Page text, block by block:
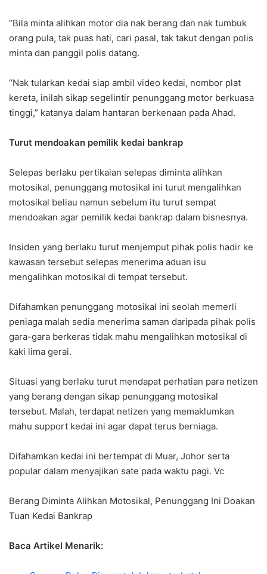
“Bila minta alihkan motor dia nak berang dan nak tumbuk
orang pula, tak puas hati, cari pasal, tak takut dengan polis
minta dan panggil polis datang.
“Nak tularkan kedai siap ambil video kedai, nombor plat
kereta, inilah sikap segelintir penunggang motor berkuasa
tinggi,” katanya dalam hantaran berkenaan pada Ahad.
Turut mendoakan pemilik kedai bankrap
Selepas berlaku pertikaian selepas diminta alihkan
motosikal, penunggang motosikal ini turut mengalihkan
motosikal beliau namun sebelum itu turut sempat
mendoakan agar pemilik kedai bankrap dalam bisnesnya.
Insiden yang berlaku turut menjemput pihak polis hadir ke
kawasan tersebut selepas menerima aduan isu
mengalihkan motosikal di tempat tersebut.
Difahamkan penunggang motosikal ini seolah memerli
peniaga malah sedia menerima saman daripada pihak polis
gara-gara berkeras tidak mahu mengalihkan motosikal di
kaki lima gerai.
Situasi yang berlaku turut mendapat perhatian para netizen
yang berang dengan sikap penunggang motosikal
tersebut. Malah, terdapat netizen yang memaklumkan
mahu support kedai ini agar dapat terus berniaga.
Difahamkan kedai ini bertempat di Muar, Johor serta
popular dalam menyajikan sate pada waktu pagi. Vc
Berang Diminta Alihkan Motosikal, Penunggang Ini Doakan
Tuan Kedai Bankrap
Baca Artikel Menarik: